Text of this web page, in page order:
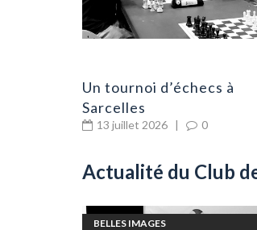
Un tournoi d’échecs à
Sarcelles
13 juillet 2026 | 0
Actualité du Club
BELLES IMAGES